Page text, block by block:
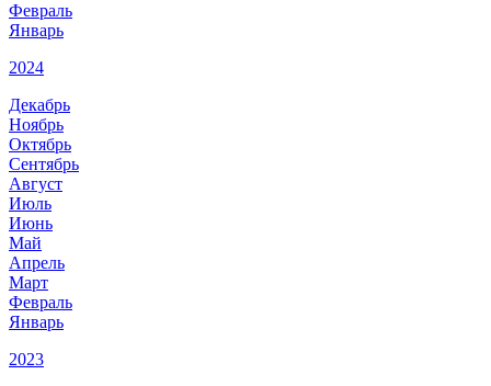
Февраль
Январь
2024
Декабрь
Ноябрь
Октябрь
Сентябрь
Август
Июль
Июнь
Май
Апрель
Март
Февраль
Январь
2023